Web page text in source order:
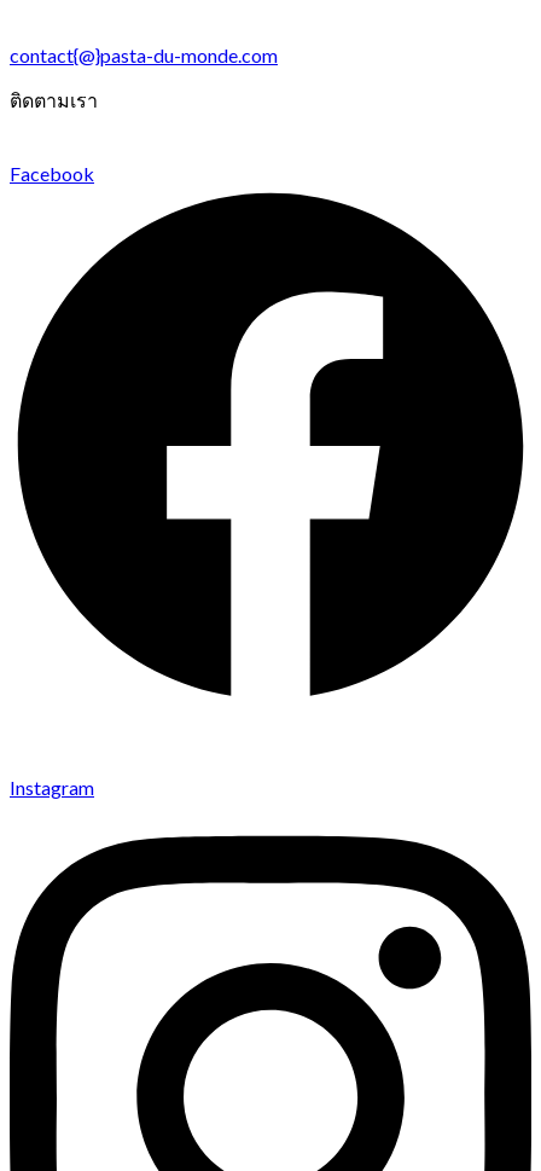
contact{@}pasta-du-monde.com
ติดตามเรา
Facebook
Instagram